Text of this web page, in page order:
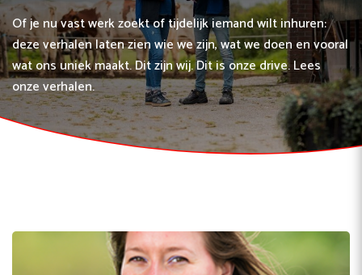
Of je nu vast werk zoekt of tijdelijk iemand wilt inhuren:
deze verhalen laten zien wie we zijn, wat we doen en vooral
wat ons uniek maakt. Dit zijn wij. Dit is onze drive. Lees
onze verhalen.